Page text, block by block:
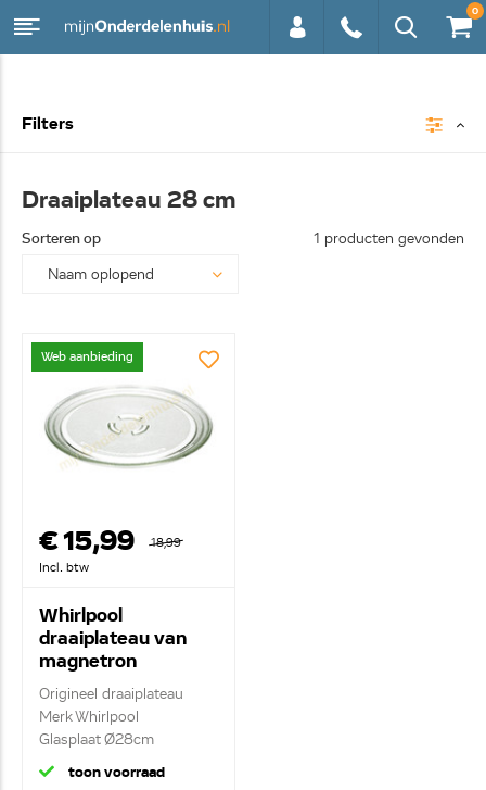
0
Filters
Draaiplateau 28 cm
Sorteren op 1 producten gevonden
Web aanbieding
€ 15,99
18,99
Incl. btw
Whirlpool
draaiplateau van
magnetron
481246678407
C00629086
Origineel draaiplateau
Merk Whirlpool
Glasplaat Ø28cm
toon voorraad